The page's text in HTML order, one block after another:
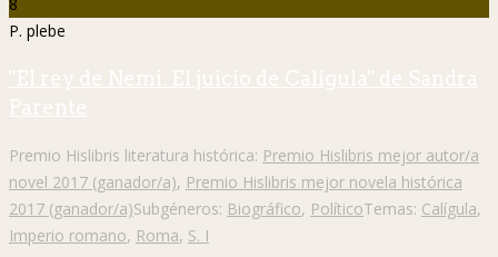
P. plebe
"El rey de Nemi. El juicio de Calígula" de Sandra
Parente
Premio Hislibris literatura histórica: Premio Hislibris mejor autor/a
novel 2017 (ganador/a), Premio Hislibris mejor novela histórica
2017 (ganador/a)Subgéneros: Biográfico, PolíticoTemas: Calígula,
Imperio romano, Roma, S. I